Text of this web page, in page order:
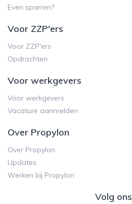
Even sparren?
Voor ZZP'ers
Voor ZZP'ers
Opdrachten
Voor werkgevers
Voor werkgevers
Vacature aanmelden
Over Propylon
Over Propylon
Updates
Werken bij Propylon
Volg ons